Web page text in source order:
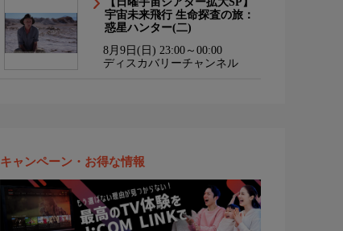
宇宙未来飛行 生命探査の旅：
惑星ハンター(二)
8月9日(日) 23:00～00:00
ディスカバリーチャンネル
キャンペーン・お得な情報